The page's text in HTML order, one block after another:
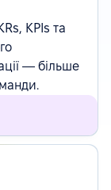
, KPIs та
— більше